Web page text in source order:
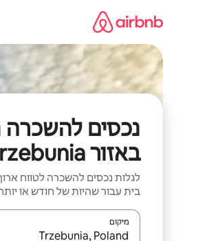
נכסים להשכרה
באזור Trzebunia
לגלות נכסים להשכרה לטווח
בית עבור שהיות של חודש או
מיקום
כאשר התוצאות יהיו זמינות, יש